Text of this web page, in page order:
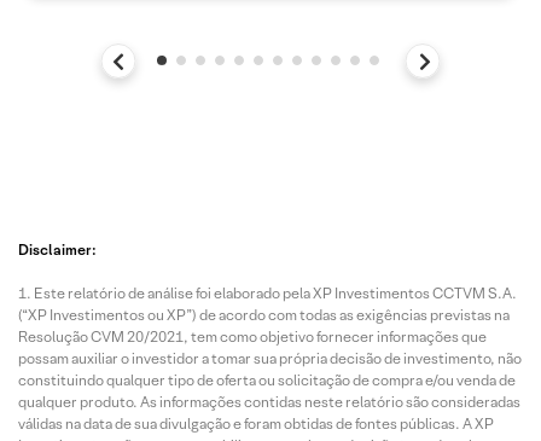
Disclaimer:
Este relatório de análise foi elaborado pela XP Investimentos CCTVM S.A.
(“XP Investimentos ou XP”) de acordo com todas as exigências previstas na
Resolução CVM 20/2021, tem como objetivo fornecer informações que
possam auxiliar o investidor a tomar sua própria decisão de investimento, não
constituindo qualquer tipo de oferta ou solicitação de compra e/ou venda de
qualquer produto. As informações contidas neste relatório são consideradas
válidas na data de sua divulgação e foram obtidas de fontes públicas. A XP